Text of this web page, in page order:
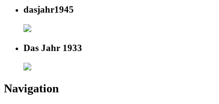
dasjahr1945
Das Jahr 1933
Navigation